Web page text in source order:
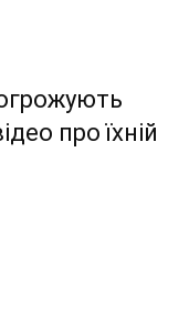
про їхній